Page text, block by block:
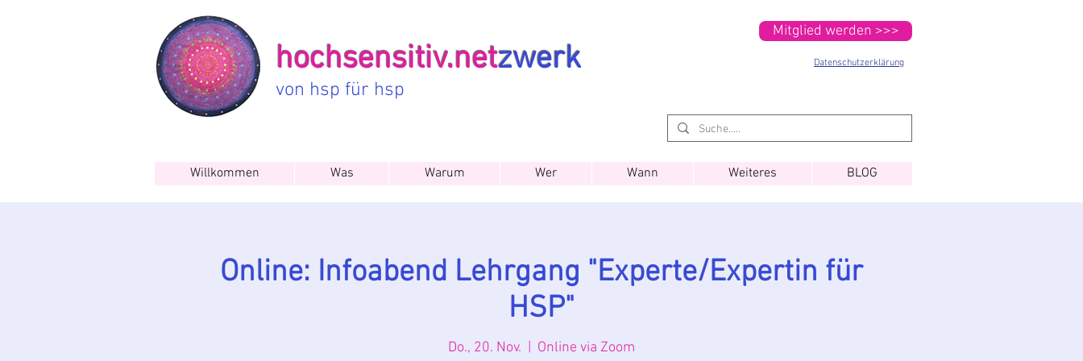
hochsensitiv.netzwerk
von hsp für hsp
Mitglied werden >>>
Datenschutzerklärung
Willkommen Was Warum Wer Wann Weiteres BLOG
Online: Infoabend Lehrgang "Experte/Expertin für
HSP"
Do., 20. Nov. Online via Zoom